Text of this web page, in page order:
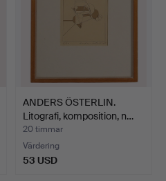
ANDERS ÖSTERLIN.
Litografi, komposition, n…
20 timmar
Värdering
53 USD